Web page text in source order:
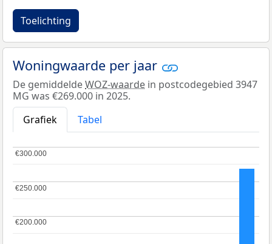
Toelichting
Woningwaarde per jaar
De gemiddeldeWOZ-waarde in postcodegebied 3947
MG was €269.000 in 2025.
Grafiek
Tabel
€200.000
€200.000
€250.000
€250.000
€300.000
€300.000